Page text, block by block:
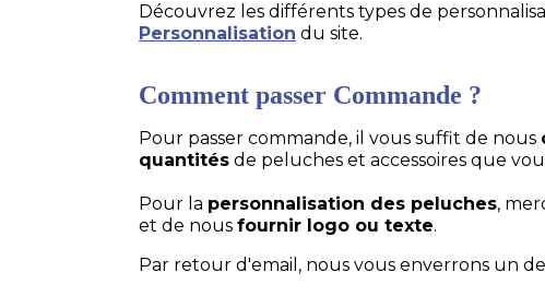
Découvrez les différents types de
Personnalisation du site.
Comment passer Commande ?
Pour passer commande, il vous suffit de nous
quantités de peluches et accessoires que
Pour la personnalisation des peluches,
et de nous fournir logo ou texte.
Par retour d'email, nous vous enverrons un